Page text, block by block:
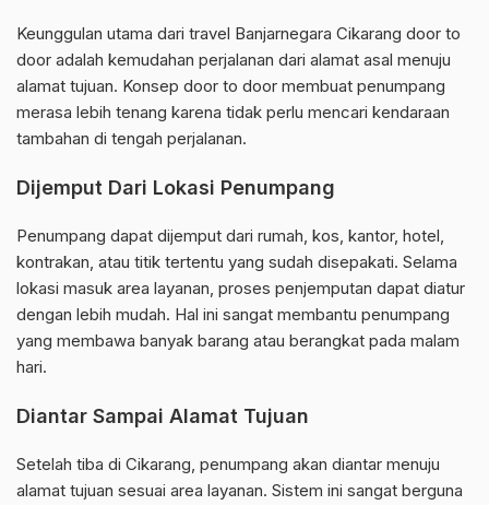
Keunggulan utama dari travel Banjarnegara Cikarang door to
door adalah kemudahan perjalanan dari alamat asal menuju
alamat tujuan. Konsep door to door membuat penumpang
merasa lebih tenang karena tidak perlu mencari kendaraan
tambahan di tengah perjalanan.
Dijemput Dari Lokasi Penumpang
Penumpang dapat dijemput dari rumah, kos, kantor, hotel,
kontrakan, atau titik tertentu yang sudah disepakati. Selama
lokasi masuk area layanan, proses penjemputan dapat diatur
dengan lebih mudah. Hal ini sangat membantu penumpang
yang membawa banyak barang atau berangkat pada malam
hari.
Diantar Sampai Alamat Tujuan
Setelah tiba di Cikarang, penumpang akan diantar menuju
alamat tujuan sesuai area layanan. Sistem ini sangat berguna